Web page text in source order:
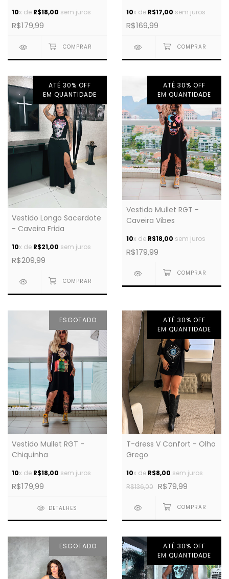
10x de R$18,00 sem juros
R$179,99
10x de R$17,00 sem juros
R$169,99
ATÉ 30% OFF
EM QUANTIDADE
Vestido Longo Sacerdote
- Caveira Frida
10x de R$21,00 sem juros
R$209,99
ATÉ 30% OFF
EM QUANTIDADE
Vestido Mullet RGT -
Caveira Vibes
10x de R$18,00 sem juros
R$179,99
ESGOTADO
Vestido Mullet RGT -
Chiquinha
10x de R$18,00 sem juros
R$179,99
DETALHES
ATÉ 30% OFF
EM QUANTIDADE
T-dress V Confort - Olho
Grego
10x de R$8,00 sem juros
R$136,00 R$79,99
ESGOTADO
ATÉ 30% OFF
EM QUANTIDADE